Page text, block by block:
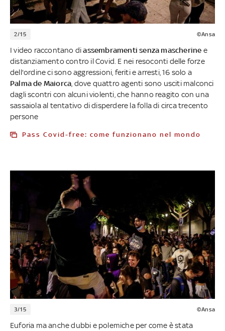
2/15 ©Ansa
I video raccontano diassembramenti senza mascherine e
distanziamento contro il Covid. E nei resoconti delle forze
dell'ordine ci sono aggressioni, feriti e arresti, 16 solo a
Palma de Maiorca , dove quattro agenti sono usciti malconci
dagli scontri con alcuni violenti, che hanno reagito con una
sassaiola al tentativo di disperdere la folla di circa trecento
persone
Pass Covid-free: come funzionano nel mondo
3/15 ©Ansa
Euforia ma anche dubbi e polemiche per come è stata